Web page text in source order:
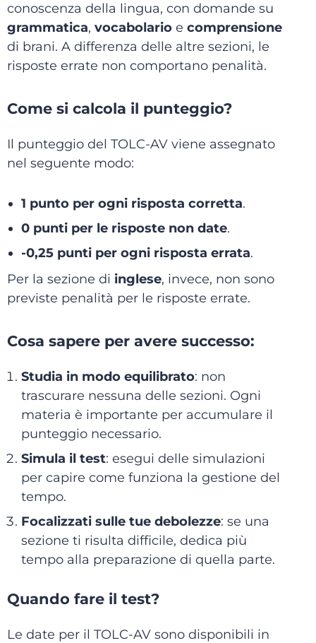
conoscenza della lingua, con domande su
grammatica, vocabolario e comprensione
di brani. A differenza delle altre sezioni, le
risposte errate non comportano penalità.
Come si calcola il punteggio?
Il punteggio del TOLC-AV viene assegnato
nel seguente modo:
1 punto per ogni risposta corretta.
0 punti per le risposte non date.
-0,25 punti per ogni risposta errata.
Per la sezione di inglese, invece, non sono
previste penalità per le risposte errate.
Cosa sapere per avere successo:
Studia in modo equilibrato: non
trascurare nessuna delle sezioni. Ogni
materia è importante per accumulare il
punteggio necessario.
Simula il test: esegui delle simulazioni
per capire come funziona la gestione del
tempo.
Focalizzati sulle tue debolezze: se una
sezione ti risulta difficile, dedica più
tempo alla preparazione di quella parte.
Quando fare il test?
Le date per il TOLC-AV sono disponibili in